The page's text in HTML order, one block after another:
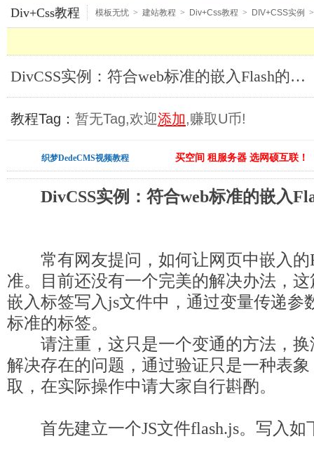
Div+Css教程 模板无忧 > 建站教程 > Div+Css教程 > DIV+CSS实例 >
DivCSS实例：符合web标准的嵌入Flash的方法-JS调用_DIV+CSS实例
教程Tag： 暂无Tag,欢迎添加,赚取U币!
织梦DedeCMS视频教程 买空间 租服务器 选网硕互联！
DivCSS实例：符合web标准的嵌入
常有网友提问，如何让网页中嵌入的
准。目前还没有一个完美的解决办法，
嵌入标签写入js文件中，通过变量传递参
标准的标签。
请注重，这只是一个变通的方法，换
解决存在的问题，通过验证只是一种表
取，在实际操作中请大家自行斟酌。
首先建立一个JS文件flash.js。写入如